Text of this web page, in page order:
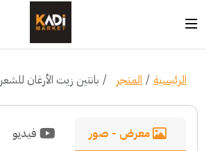
الرئيسية المتجر بانتين زيت الأرغان للشعر 100 مل
معرض - صور فيديو